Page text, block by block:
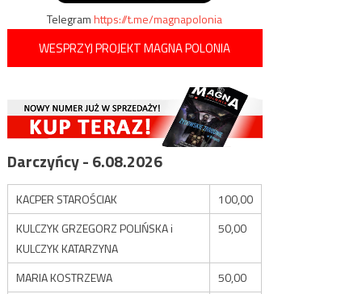
Telegramhttps://t.me/magnapolonia
WESPRZYJ PROJEKT MAGNA POLONIA
Darczyńcy - 6.08.2026
KACPER STAROŚCIAK
100,00
KULCZYK GRZEGORZ POLIŃSKA i
KULCZYK KATARZYNA
50,00
MARIA KOSTRZEWA 50,00